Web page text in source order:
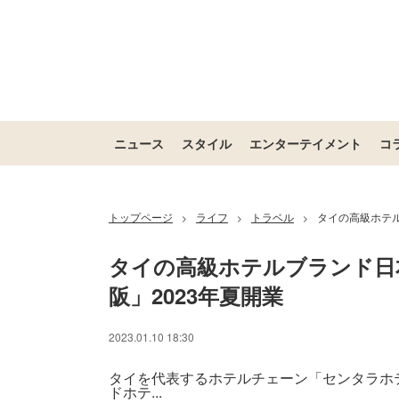
ニュース スタイル エンターテイメント コ
トップページ > ライフ > トラベル > タイの高級ホテ
タイの高級ホテルブランド
阪」2023年夏開業
2023.01.10 18:30
タイを代表するホテルチェーン「センタラ
ドホテ...